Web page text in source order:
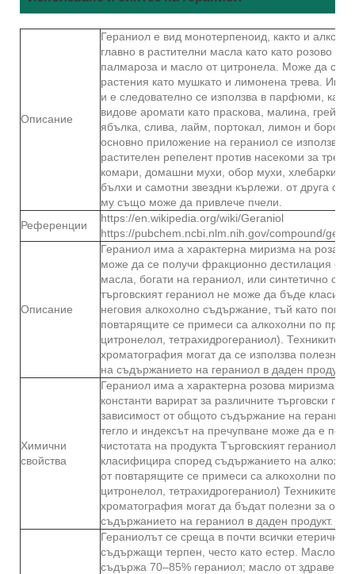
Описание
Гераниол е вид монотерпеноид, както и
главно в растителни масла като като розово
палмароза и масло от цитронела. Може да се
растения като мушкато и лимонена трева. Има
и е следователно се използва в парфюми,
видове аромати като праскова, малина,
ябълка, слива, лайм, портокал, лимон и
основно приложение на гераниол се използва
растителен репелент против насекоми за
комари, домашни мухи, обор мухи, хлебарки,
бълхи и самотни звездни кърлежи. от друга
му също може да привлече пчели.
Референции
https://en.wikipedia.org/wiki/Geraniol
https://pubchem.ncbi.nlm.nih.gov/compound/
Описание
Гераниол има a характерна миризма на роза.
може да се получи фракционно дестилация от
масла, богати на гераниол, или синтетично от
търговският гераниол не може да бъде
неговия алкохолно съдържание, тъй като
повтарящите се примеси са алкохолни по
цитронелол, тетрахидрогераниол). Техниките за
хроматография могат да се използва полезно
на съдържанието на гераниол в даден продукт.
Химични
свойства
Гераниол има a характерна розова миризма
константи варират за различните търговски
зависимост от общото съдържание на
тегло и индексът на пречупване може да е
чистотата на продукта Търговският гераниол
класифицира според съдържанието на алкохол,
от повтарящите се примеси са алкохолни по
цитронелол, тетрахидрогераниол) Техниките на
хроматография могат да бъдат полезни за
съдържанието на гераниол в даден продукт.
Гераниолът се среща в почти всички етерични
съдържащи терпен, често като естер. Маслото
съдържа 70–85% гераниол; масло от здравец и